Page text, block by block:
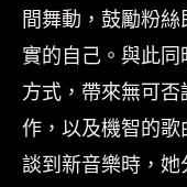
我
玩
Toy
With
Me/19958403331
間舞動，鼓勵粉
實的自己。與此
方式，帶來無可
作，以及機智的歌
談到新音樂時，她